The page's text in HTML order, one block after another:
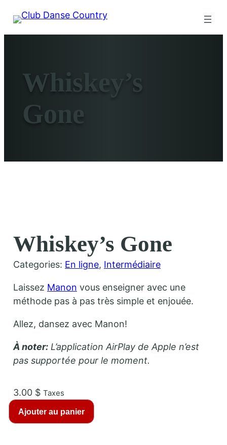
Whiskey’s
Gone
Whiskey’s Gone
Categories: En ligne, Intermédiaire
Laissez Manon vous enseigner avec une
méthode pas à pas très simple et enjouée.
Allez, dansez avec Manon!
À noter: L’application AirPlay de Apple n’est
pas supportée pour le moment.
3.00 $ Taxes
Ajouter au panier